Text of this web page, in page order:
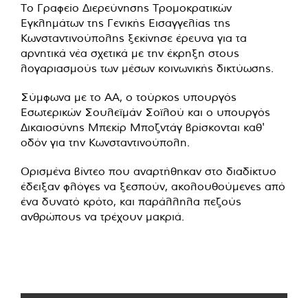
Το Γραφείο Διερεύνησης Τρομοκρατικών
Εγκλημάτων της Γενικής Εισαγγελίας της
Κωνσταντινούπολης ξεκίνησε έρευνα για τα
αρνητικά νέα σχετικά με την έκρηξη στους
λογαριασμούς των μέσων κοινωνικής δικτύωσης.
Σύμφωνα με το AA, ο τούρκος υπουργός
Εσωτερικών Σουλεϊμάν Σοϊλού και ο υπουργός
Δικαιοσύνης Μπεκίρ Μποζντάγ βρίσκονται καθ'
οδόν για την Κωνσταντινούπολη.
Ορισμένα βίντεο που αναρτήθηκαν στο διαδίκτυο
έδειξαν φλόγες να ξεσπούν, ακολουθούμενες από
ένα δυνατό κρότο, και παράλληλα πεζούς
ανθρώπους να τρέχουν μακριά.